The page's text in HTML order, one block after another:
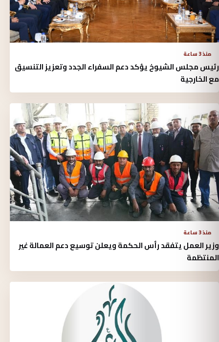
منذ 3 ساعة
رئيس مجلس الشيوخ يؤكد دعم السفراء الجدد وتعزيز التنسيق
مع الخارجية
منذ 3 ساعة
وزير العمل يتفقد رأس الحكمة ويعلن توسيع دعم العمالة غير
المنتظمة